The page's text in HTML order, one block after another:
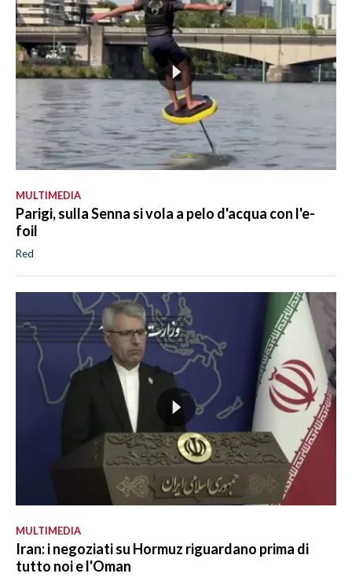
MULTIMEDIA
Parigi, sulla Senna si vola a pelo d'acqua con l'e-
foil
Red
MULTIMEDIA
Iran: i negoziati su Hormuz riguardano prima di
tutto noi e l'Oman